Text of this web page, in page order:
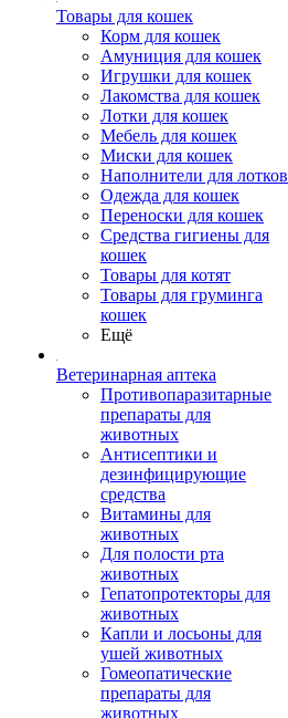
Товары для кошек
Корм для кошек
Амуниция для кошек
Игрушки для кошек
Лакомства для кошек
Лотки для кошек
Мебель для кошек
Миски для кошек
Наполнители для лотков
Одежда для кошек
Переноски для кошек
Средства гигиены для
кошек
Товары для котят
Товары для груминга
кошек
Ещё
Ветеринарная аптека
Противопаразитарные
препараты для
животных
Антисептики и
дезинфицирующие
средства
Витамины для
животных
Для полости рта
животных
Гепатопротекторы для
животных
Капли и лосьоны для
ушей животных
Гомеопатические
препараты для
животных